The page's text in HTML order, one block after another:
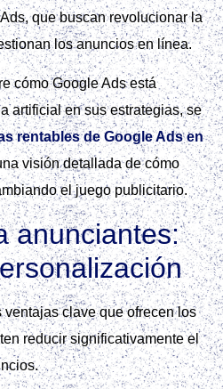
que buscan revolucionar la
los anuncios en línea.
cómo Google Ads está
artificial en sus estrategias, se
rentables de Google Ads en
visión detallada de cómo
el juego publicitario.
anunciantes:
clave que ofrecen los
reducir significativamente el